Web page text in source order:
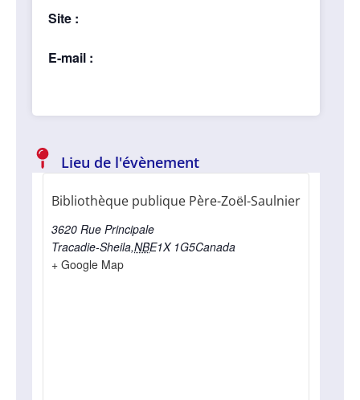
Site :
E-mail :
Lieu de l'évènement
Bibliothèque publique Père-Zoël-Saulnier
3620 Rue Principale
Tracadie-Sheila,NBE1X 1G5Canada
+ Google Map